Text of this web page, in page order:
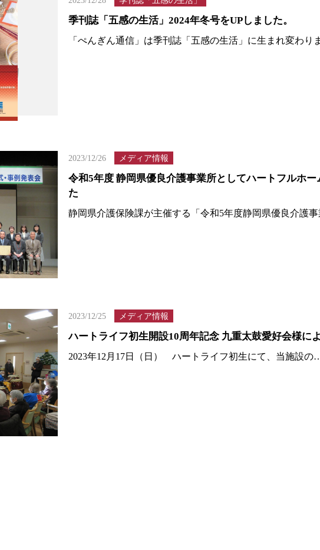
季刊誌「五感の生活」2024年冬号をUPしました。
「ぺんぎん通信」は季刊誌「五感の生活」に生まれ変わり
2023/12/26 メディア情報
令和5年度 静岡県優良介護事業所としてハートフルホー
た
静岡県介護保険課が主催する「令和5年度静岡県優良介護
2023/12/25 メディア情報
ハートライフ初生開設10周年記念 九重太鼓愛好会様に
2023年12月17日（日） ハートライフ初生にて、当施設の